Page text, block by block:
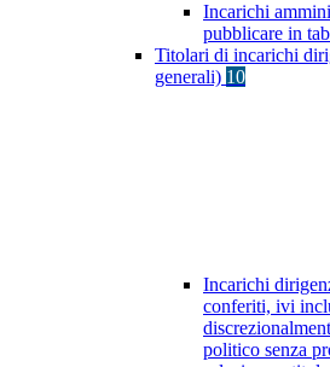
Incarichi
pubblicare in
Titolari di incarichi
generali) 10
Incarichi
conferiti, ivi
politico senza